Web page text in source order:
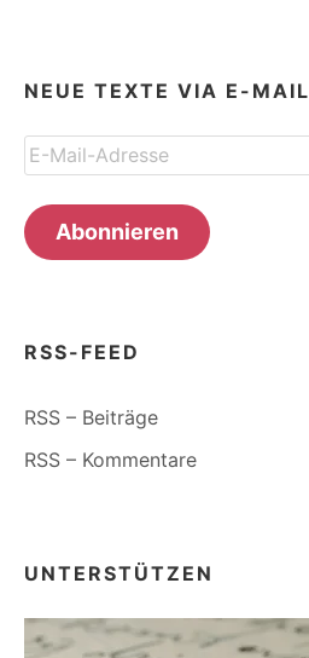
NEUE TEXTE VIA E-MAIL
E-
Mail-
Adresse
Abonnieren
RSS-FEED
RSS – Beiträge
RSS – Kommentare
UNTERSTÜTZEN